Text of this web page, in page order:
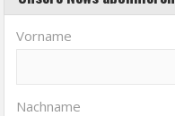
Vorname
Nachname